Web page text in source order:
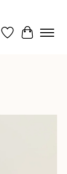
Lista de deseos
Cesta